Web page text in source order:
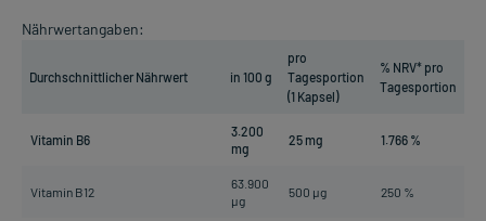
Nährwertangaben:
Durchschnittlicher Nährwert in 100 g
pro
Tagesportion
(1 Kapsel)
% NRV* pro
Tagesportion
Vitamin B6
3.200
mg
25 mg 1.766 %
Vitamin B12
63.900
µg
500 µg 250 %